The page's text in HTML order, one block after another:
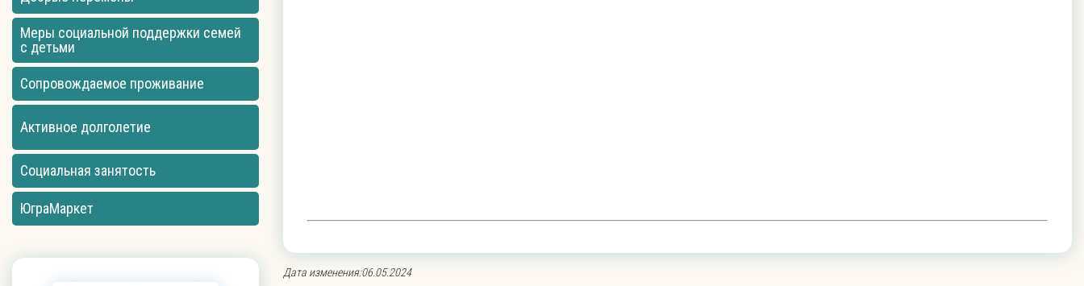
Дата изменения:06.05.2024
Меры социальной поддержки семей
с детьми
Сопровождаемое проживание
Активное долголетие
Социальная занятость
ЮграМаркет